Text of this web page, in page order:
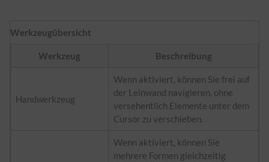
Werkzeugübersicht
Werkzeug Beschreibung
Handwerkzeug
Wenn aktiviert, können Sie frei auf
der Leinwand navigieren, ohne
versehentlich Elemente unter dem
Cursor zu verschieben.
Wenn aktiviert, können Sie
mehrere Formen gleichzeitig